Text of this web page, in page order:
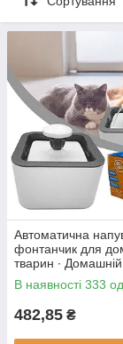
Автоматична
фонтанчик для
тварин ∙
фонтан із чашею
собак Pet Water
В наявності 333 од.
482,85 ₴